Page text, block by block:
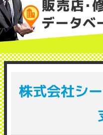
株式会社シ